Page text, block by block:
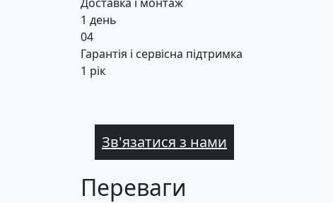
1 день
04
Гарантія і сервісна підтримка
1 рік
Зв'язатися з нами
Переваги